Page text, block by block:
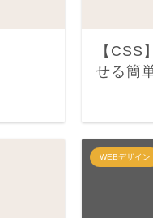
【CSS
せる簡
WEBデザイン